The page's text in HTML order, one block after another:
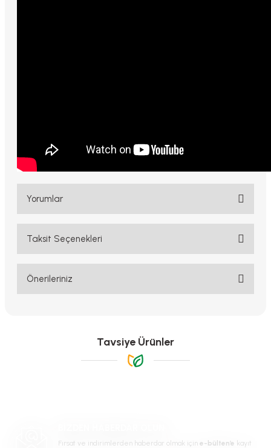
Yorumlar
Bu ürüne ilk yorumu siz yapın!
Taksit Seçenekleri
Önerileriniz
Görüş ve önerileriniz için teşekkür ederiz.
Ürün resmi kalitesiz, bozuk veya görüntülenemiyor.
Tavsiye Ürünler
Fırsat ve indirimlerden haberdar olmak için e-bülten’e kayıt